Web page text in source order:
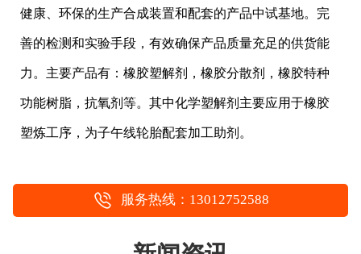
健康、环保的生产合成装置和配套的产品中试基地。完
善的检测和实验手段，有效确保产品质量充足的供货能
力。主要产品有：橡胶塑解剂，橡胶分散剂，橡胶特种
功能树脂，抗氧剂等。其中化学塑解剂主要应用于橡胶
塑炼工序，为子午线轮胎配套加工助剂。
服务热线：13012752588